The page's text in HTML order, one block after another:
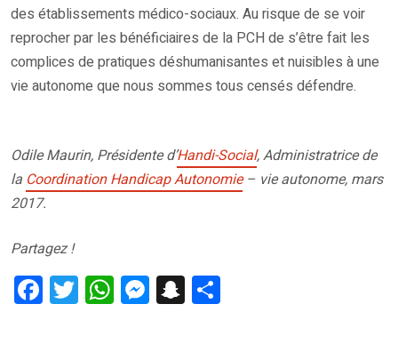
des établissements médico-sociaux. Au risque de se voir
reprocher par les bénéficiaires de la PCH de s’être fait les
complices de pratiques déshumanisantes et nuisibles à une
vie autonome que nous sommes tous censés défendre.
Odile Maurin, Présidente d’Handi-Social, Administratrice de
la Coordination Handicap Autonomie– vie autonome, mars
2017.
Partagez !
F
a
T
wi
W
h
M
es
S
n